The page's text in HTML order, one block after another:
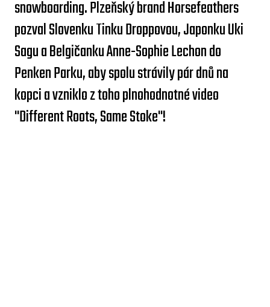
snowboarding. Plzeňský brand Horsefeathers
pozval Slovenku Tinku Droppovou, Japonku Uki
Sagu a Belgičanku Anne-Sophie Lechon do
Penken Parku, aby spolu strávily pár dnů na
kopci a vzniklo z toho plnohodnotné video
"Different Roots, Same Stoke"!